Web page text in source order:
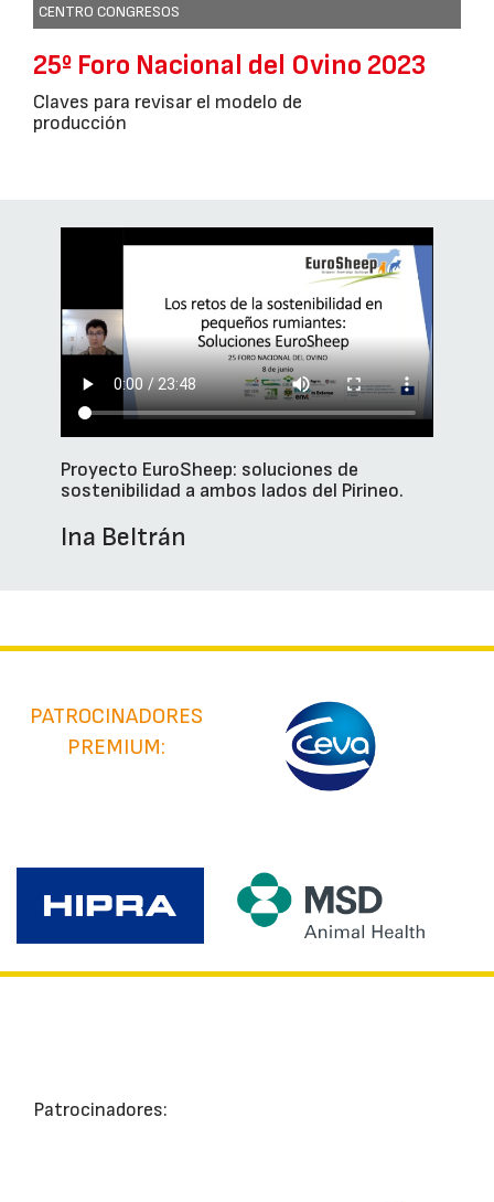
CENTRO CONGRESOS
25º Foro Nacional del Ovino 2023
Claves para revisar el modelo de
producción
Proyecto EuroSheep: soluciones de
sostenibilidad a ambos lados del Pirineo.
Ina Beltrán
PATROCINADORES
PREMIUM:
Patrocinadores: